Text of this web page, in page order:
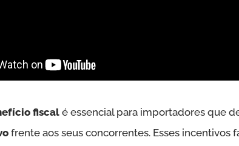
fiscalé essencial para importadores que
frente aos seus concorrentes. Esses incentivos